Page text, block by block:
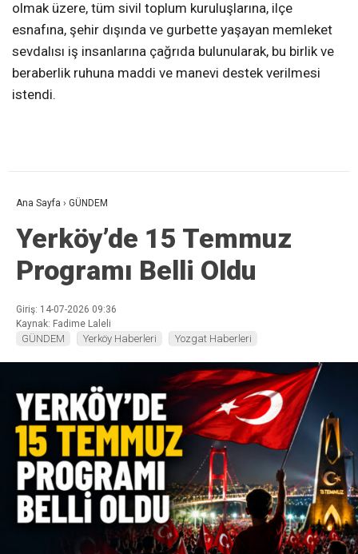
olmak üzere, tüm sivil toplum kuruluşlarına, ilçe
esnafına, şehir dışında ve gurbette yaşayan memleket
sevdalısı iş insanlarına çağrıda bulunularak, bu birlik ve
beraberlik ruhuna maddi ve manevi destek verilmesi
istendi.
Ana Sayfa › GÜNDEM
Yerköy’de 15 Temmuz
Programı Belli Oldu
Giriş: 14-07-2026 09:36
Kaynak: Fadime Laleli
GÜNDEM Yerköy Haberleri Yozgat Haberleri